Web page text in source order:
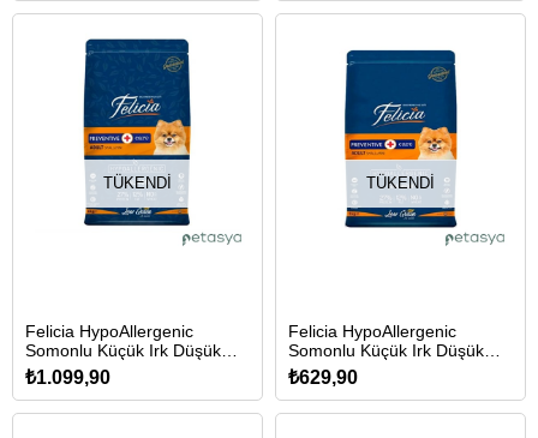
TÜKENDI
Felicia HypoAllergenic
Somonlu Küçük Irk Düşük
Tahıllı Yetişkin Köpek
Maması 6kg
₺1.099,90
TÜKENDI
Felicia HypoAllergenic
Somonlu Küçük Irk Düşük
Tahıllı Yetişkin Köpek
Maması 3kg
₺629,90